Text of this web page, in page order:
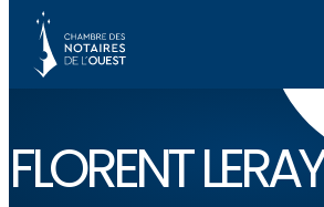
FLORENT LERAY